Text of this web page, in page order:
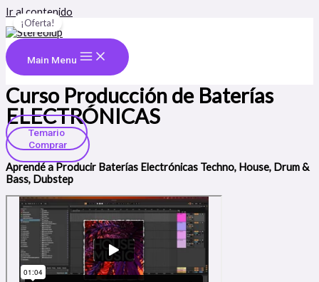
Ir al contenido
Main Menu
Curso Producción de Baterías
ELECTRÓNICAS
Temario
Comprar
Aprendé a Producir Baterías Electrónicas Techno, House, Drum &
Bass, Dubstep
¡Oferta!